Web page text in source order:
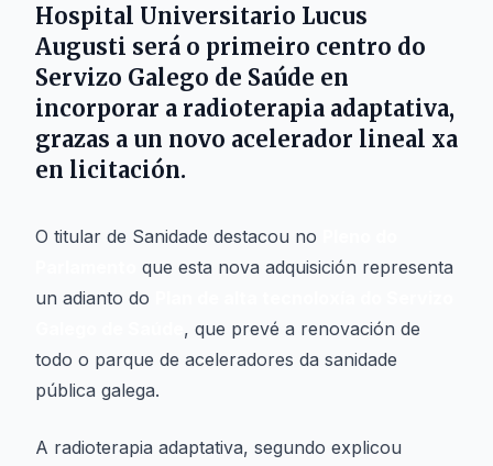
Hospital Universitario Lucus
Augusti será o primeiro centro do
Servizo Galego de Saúde en
incorporar a radioterapia adaptativa,
grazas a un novo acelerador lineal xa
en licitación.
O titular de Sanidade destacou no
que esta nova adquisición representa
un adianto do
, que prevé a renovación de
todo o parque de aceleradores da sanidade
pública galega.
A radioterapia adaptativa, segundo explicou